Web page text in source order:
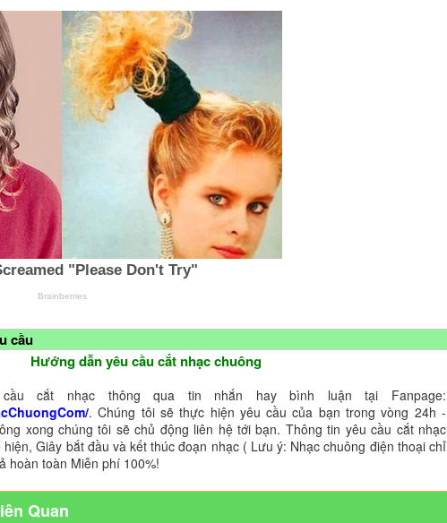
cầu
Hướng dẫn yêu cầu cắt nhạc chuông
cắt nhạc thông qua tin nhắn hay bình luận tại Fanpage:
. Chúng tôi sẽ thực hiện yêu cầu của bạn trong vòng 24h -
xong chúng tôi sẽ chủ động liên hệ tới bạn. Thông tin yêu cầu cắt nhạc
Giây bắt đầu và kết thúc đoạn nhạc ( Lưu ý: Nhạc chuông điện thoại chỉ
hoàn toàn Miễn phí 100%!
Quan